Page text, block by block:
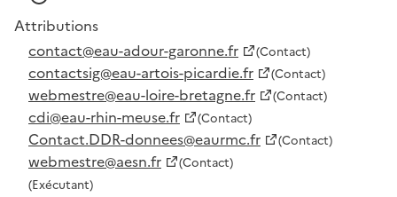
Attributions
contact@eau-adour-garonne.fr
(Contact)
contactsig@eau-artois-picardie.fr (Contact)
webmestre@eau-loire-bretagne.fr (Contact)
cdi@eau-rhin-meuse.fr (Contact)
Contact.DDR-donnees@eaurmc.fr (Contact)
webmestre@aesn.fr
(Contact)
(Exécutant)